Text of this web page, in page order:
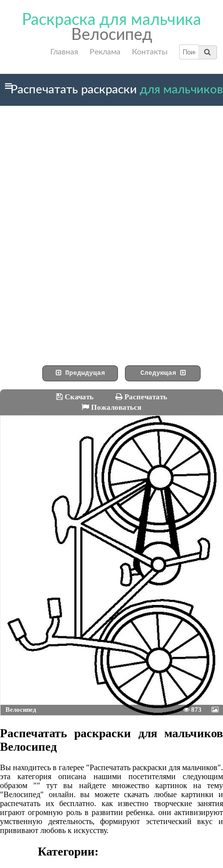
Раскраска для мальчика
Велосипед
Главная Реклама Контакты
Распечатать раскраски для мальчиков
Предыдущая Следующая
Скачать
Распечатать
Пожаловаться
Велосипед 873
Распечатать раскраски для мальчиков
Велосипед
Вы находитесь в галерее "Распечатать раскраски для мальчиков".
эта категория описана нашими посетителями следующим
образом "" тут вы найдете множество картинок на тему
"Велосипед" онлайн. вы можете скачать любые картинки и
распечатать их бесплатно. как известно творческие занятия
играют огромную роль в развитии ребенка. они активизируют
умственную деятельность, формируют эстетический вкус и
прививают любовь к искусству.
Категории: